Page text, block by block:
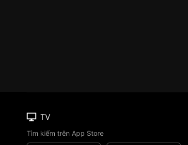
TV
Tìm kiếm trên App Store